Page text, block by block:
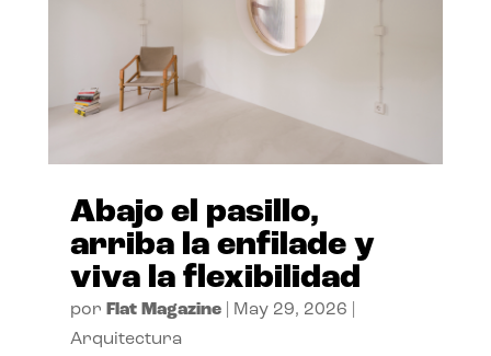
Abajo el pasillo,
arriba la enfilade y
viva la flexibilidad
por Flat Magazine| May 29, 2026
Arquitectura